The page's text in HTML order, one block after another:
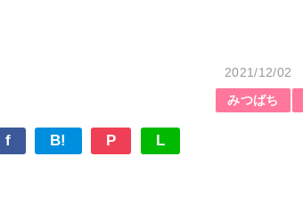
2021/12/02
みつばち
f B! P L